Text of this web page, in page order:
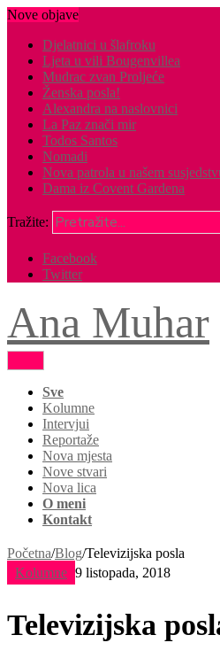
Nove objave
Djelatnici u šlafroku
Ljeta u vili Bougenvillea
Mudrac zvan Proljeće
Ženska posla!
Alexandra na naslovnici
La Paz znači mir
Todos Santos
Nomadi
Nova patrola u našem
Dama iz Covent Gardena
Tražite:
Facebook
Twitter
Ana Muhar
Sve
Kolumne
Intervjui
Reportaže
Nova mjesta
Nove stvari
Nova lica
O meni
Kontakt
Početna/Blog/Televizijska posla
Kolumne 9 listopada, 2018
Televizijska